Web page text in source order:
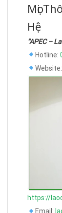
Mọi
Hệ
“APEC –
Hotline:
Website:
https://
Email: